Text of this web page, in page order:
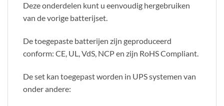
Deze onderdelen kunt u eenvoudig hergebruiken
van de vorige batterijset.
De toegepaste batterijen zijn geproduceerd
conform: CE, UL, VdS, NCP en zijn RoHS Compliant.
De set kan toegepast worden in UPS systemen van
onder andere: